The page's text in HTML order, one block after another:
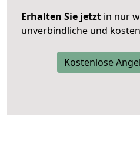
Erhalten Sie jetzt in nur
unverbindliche und
Kostenlose